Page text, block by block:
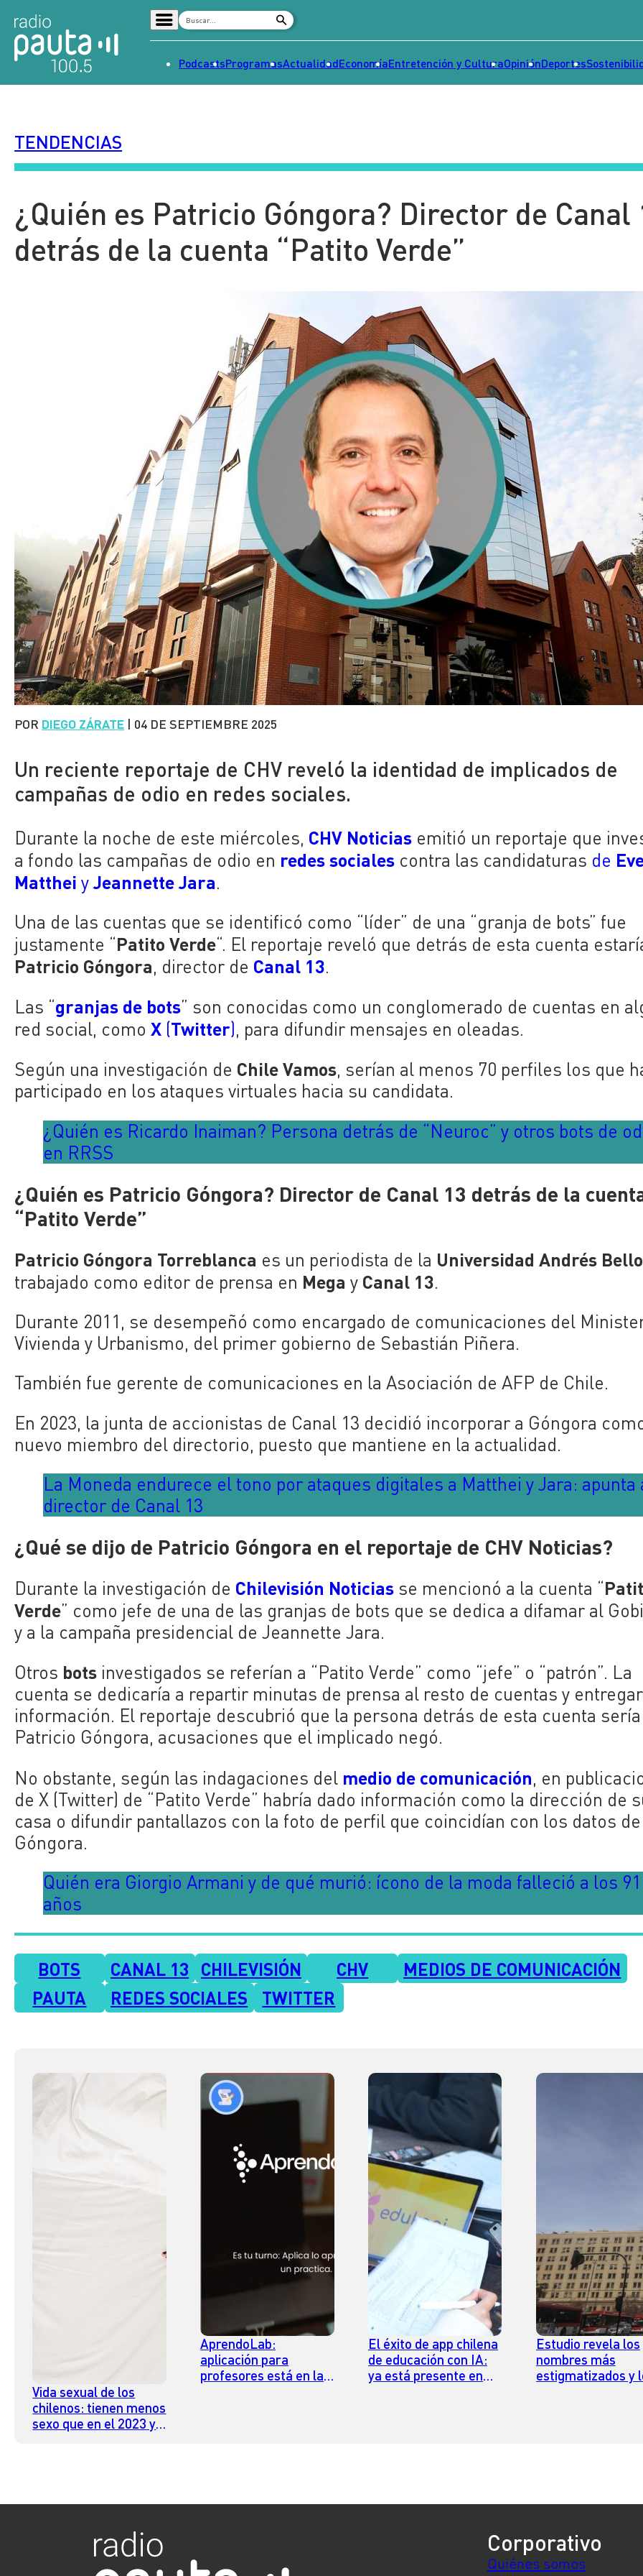
Señal 2
Tendencias
Contenido Patrocinado
PodcastsProgramasActualidadEconomíaEntretención y CulturaOpiniónDeportes
TENDENCIAS
¿Quién es Patricio Góngora? Director de Canal
detrás de la cuenta “Patito Verde”
POR DIEGO ZÁRATE | 04 DE SEPTIEMBRE 2025
Un reciente reportaje de CHV reveló la identidad de implicados de
campañas de odio en redes sociales.
Durante la noche de este miércoles, CHV Noticias emitió un reportaje que
a fondo las campañas de odio en redes sociales contra las candidaturas de
Matthei yJeannette Jara.
Una de las cuentas que se identificó como “líder” de una “granja de bots” fue
justamente “Patito Verde“. El reportaje reveló que detrás de esta cuenta
Patricio Góngora, director de Canal 13.
Las “granjas de bots” son conocidas como un conglomerado de cuentas en
red social, como X (Twitter), para difundir mensajes en oleadas.
Según una investigación de Chile Vamos, serían al menos 70 perfiles los que
participado en los ataques virtuales hacia su candidata.
¿Quién es Ricardo Inaiman? Persona detrás de “Neuroc” y otros bots de
en RRSS
¿Quién es Patricio Góngora? Director de Canal 13 detrás de la
“Patito Verde”
Patricio Góngora Torreblanca es un periodista de la Universidad Andrés Bello
trabajado como editor de prensa en Mega y Canal 13.
Durante 2011, se desempeñó como encargado de comunicaciones del
Vivienda y Urbanismo, del primer gobierno de Sebastián Piñera.
También fue gerente de comunicaciones en la Asociación de AFP de Chile.
En 2023, la junta de accionistas de Canal 13 decidió incorporar a Góngora
nuevo miembro del directorio, puesto que mantiene en la actualidad.
La Moneda endurece el tono por ataques digitales a Matthei y Jara: apunta
director de Canal 13
¿Qué se dijo de Patricio Góngora en el reportaje de CHV Noticias?
Durante la investigación de Chilevisión Noticias se mencionó a la cuenta “
Verde” como jefe de una de las granjas de bots que se dedica a difamar al
y a la campaña presidencial de Jeannette Jara.
Otros bots investigados se referían a “Patito Verde” como “jefe” o “patrón”. La
cuenta se dedicaría a repartir minutas de prensa al resto de cuentas y
información. El reportaje descubrió que la persona detrás de esta cuenta sería
Patricio Góngora, acusaciones que el implicado negó.
No obstante, según las indagaciones del medio de comunicación, en
de X (Twitter) de “Patito Verde” habría dado información como la dirección de
casa o difundir pantallazos con la foto de perfil que coincidían con los datos de
Góngora.
Quién era Giorgio Armani y de qué murió: ícono de la moda falleció a los 91
años
BOTS CANAL 13 CHILEVISIÓN CHV
MEDIOS DE COMUNICACIÓN
PAUTA
REDES SOCIALES TWITTER
Vida sexual de los
chilenos: tienen menos
sexo que en el 2023 y
AprendoLab:
aplicación para
profesores está en la
El éxito de app chilena
de educación con IA:
ya está presente en
Estudio revela los
nombres más
estigmatizados y
Corporativo
Quiénes somos